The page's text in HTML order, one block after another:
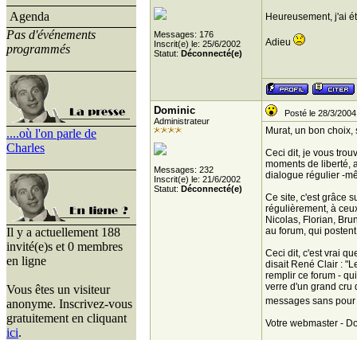
Agenda
Pas d'événements
programmés
....où l'on parle de
Charles
Il y a actuellement 188
invité(e)s et 0 membres
en ligne
Vous êtes un visiteur
anonyme. Inscrivez-vous
gratuitement en cliquant
ici.
Messages: 176
Inscrit(e) le: 25/6/2002
Statut: Déconnecté(e)
Heureusement, j'ai
Adieu
Dominic
Administrateur
Messages: 232
Inscrit(e) le: 21/6/2002
Statut: Déconnecté(e)
Posté le 28/3/
Murat, un bon choix,
Ceci dit, je vous
moments de liberté,
dialogue régulier -
Ce site, c'est grâce
régulièrement, à
Nicolas, Florian,
au forum, qui
Ceci dit, c'est vrai
disait René Clair :
remplir ce forum -
verre d'un grand cru
messages sans
Votre webmaster -